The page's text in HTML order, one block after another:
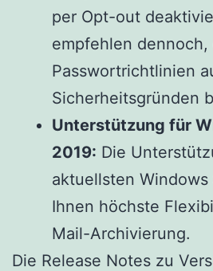
per Opt-out
empfehlen dennoch,
Passwortrichtlinien
Sicherheitsgründen
Unterstützung für
2019: Die
aktuellsten
Ihnen höchste
Mail-Archivierung.
Die Release Notes zu